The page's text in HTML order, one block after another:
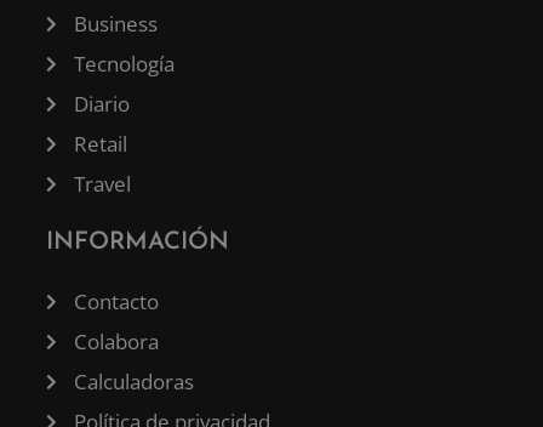
Business
Tecnología
Diario
Retail
Travel
INFORMACIÓN
Contacto
Colabora
Calculadoras